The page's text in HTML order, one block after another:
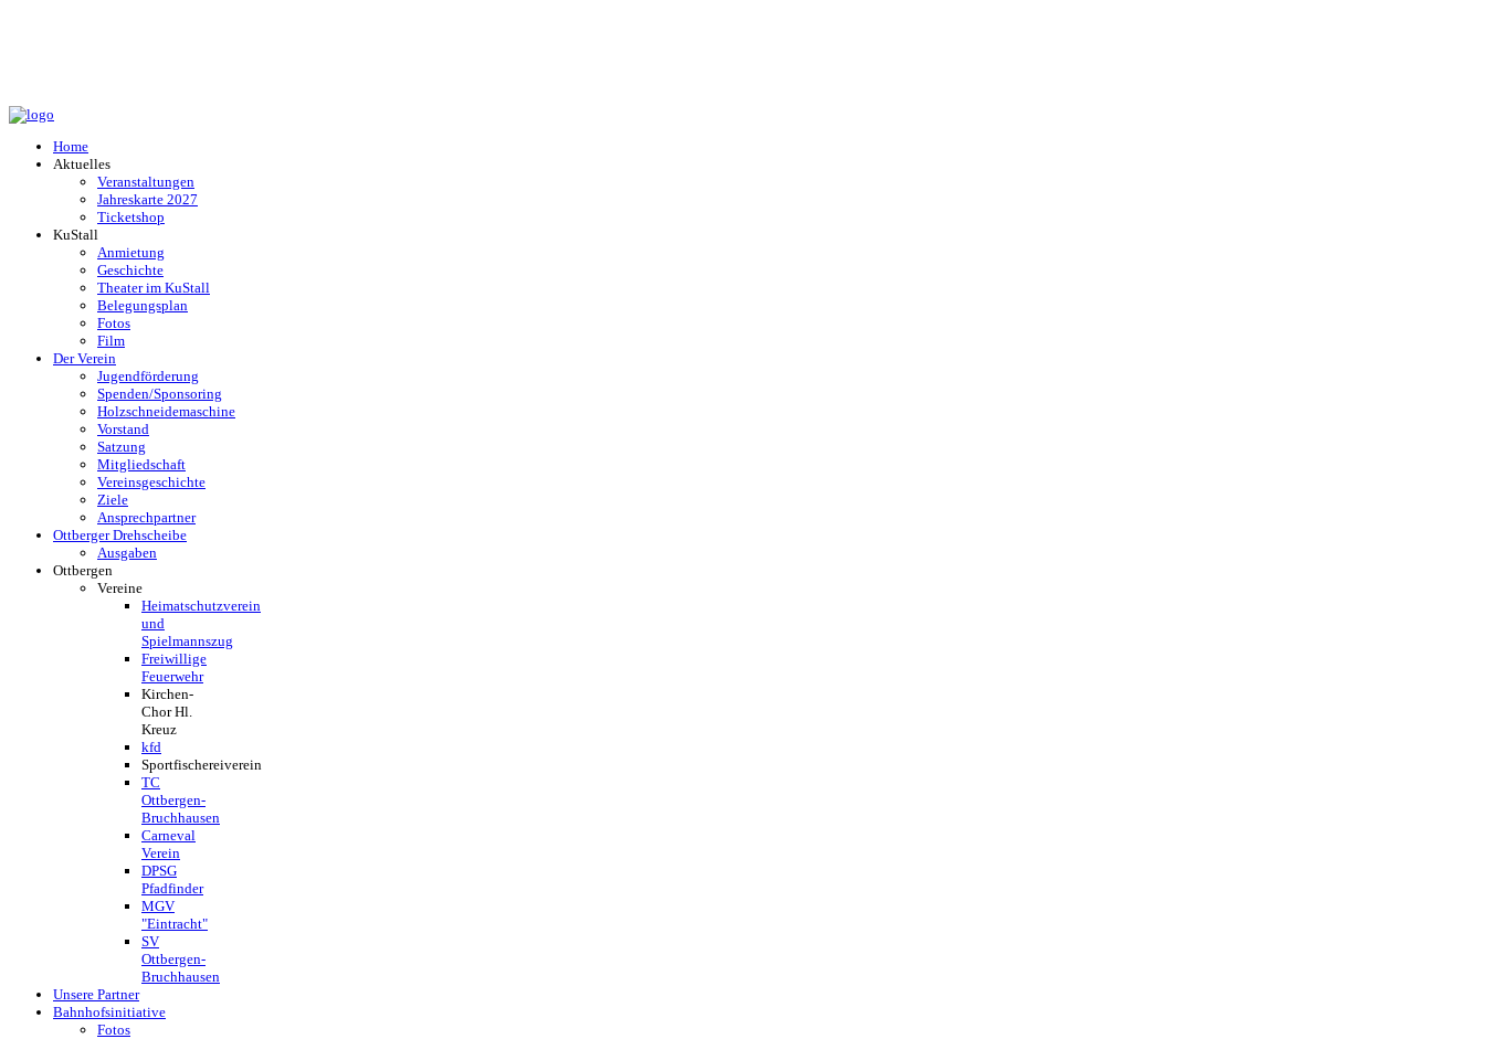
Home
Aktuelles
Veranstaltungen
Jahreskarte 2027
Ticketshop
KuStall
Anmietung
Geschichte
Theater im KuStall
Belegungsplan
Fotos
Film
Der Verein
Jugendförderung
Spenden/Sponsoring
Holzschneidemaschine
Vorstand
Satzung
Mitgliedschaft
Vereinsgeschichte
Ziele
Ansprechpartner
Ottberger Drehscheibe
Ausgaben
Ottbergen
Vereine
Heimatschutzverein
und
Spielmannszug
Freiwillige
Feuerwehr
Kirchen-
Chor Hl.
Kreuz
kfd
Sportfischereiverein
TC
Ottbergen-
Bruchhausen
Carneval
Verein
DPSG
Pfadfinder
MGV
"Eintracht"
SV
Ottbergen-
Bruchhausen
Unsere Partner
Bahnhofsinitiative
Fotos